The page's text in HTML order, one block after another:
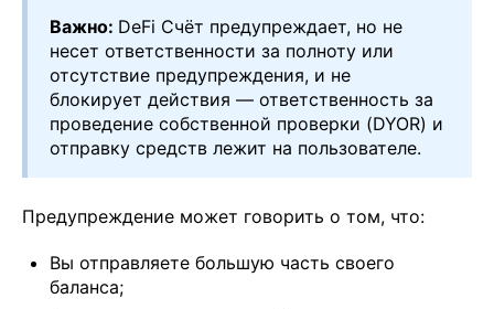
Важно: DeFi Счёт предупреждает, но не
несет ответственности за полноту или
отсутствие предупреждения, и не
блокирует действия — ответственность за
проведение собственной проверки (DYOR) и
отправку средств лежит на пользователе.
Предупреждение может говорить о том, что:
Вы отправляете большую часть своего
баланса;